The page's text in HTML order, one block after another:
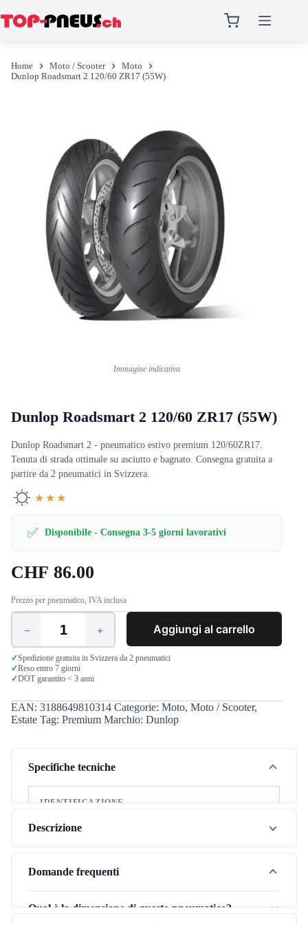
contenuto
Home Moto / Scooter
Moto
Dunlop Roadsmart 2 120/60 ZR17 (55W)
Immagine indicativa
Dunlop Roadsmart 2 120/60 ZR17 (55W)
Dunlop Roadsmart 2 - pneumatico estivo premium 120/60ZR17.
Tenuta di strada ottimale su asciutto e bagnato. Consegna gratuita a
partire da 2 pneumatici in Svizzera.
★★★
✅ Disponibile - Consegna 3-5 giorni lavorativi
CHF 86.00
Prezzo per pneumatico, IVA inclusa
Dunlop
Roadsmart
2
120/60
ZR17
quantità
Aggiungi al carrello
✓Spedizione gratuita in Svizzera da 2 pneumatici
✓Reso entro 7 giorni
✓DOT garantito < 3 anni
EAN: 3188649810314 Categorie: Moto, Moto / Scooter,
Estate Tag: Premium Marchio: Dunlop
Specifiche tecniche
IDENTIFICAZIONE
Marca
Modello Roadsmart 2
Stagione
Tipo di veicolo Moto
Categoria pneumatico Premium
Descrizione
Il Dunlop Roadsmart 2 nella misura 120/60ZR17 è uno
pneumatico estivo premium che eccelle sia su asciutto che
strada precisa e spazi di frenata ridotti, per una guida
Domande frequenti
Qual è la dimensione di questo pneumatico?